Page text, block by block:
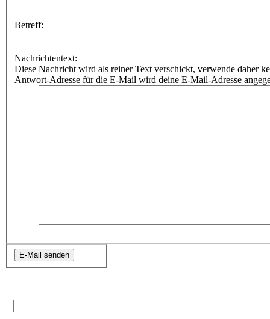
Betreff:
Nachrichtentext:
Diese Nachricht wird als reiner Text verschickt, verwende daher
Antwort-Adresse für die E-Mail wird deine E-Mail-Adresse